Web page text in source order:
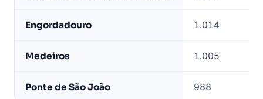
Engordadouro 1.014
Medeiros 1.005
Ponte de São João 988